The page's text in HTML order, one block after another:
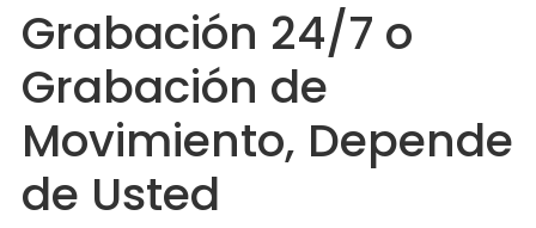
Grabación 24/7 o
Grabación de
Movimiento, Depende
de Usted